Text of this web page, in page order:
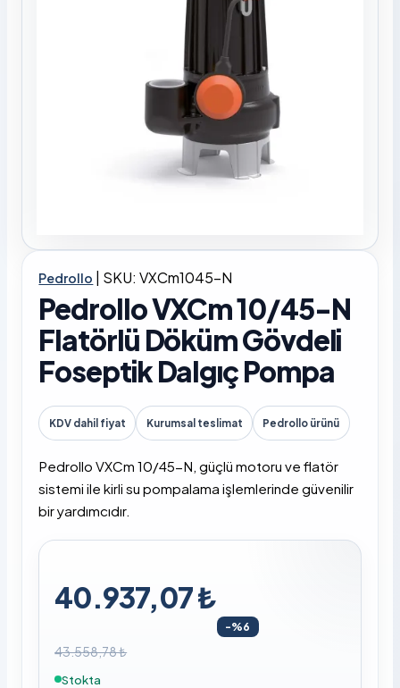
Pedrollo | SKU: VXCm1045-N
Pedrollo VXCm 10/45-N
Flatörlü Döküm Gövdeli
Foseptik Dalgıç Pompa
KDV dahil fiyat Kurumsal teslimat Pedrollo ürünü
Pedrollo VXCm 10/45-N, güçlü motoru ve flatör
sistemi ile kirli su pompalama işlemlerinde güvenilir
bir yardımcıdır.
40.937,07 ₺
-%6
43.558,78 ₺
Stokta